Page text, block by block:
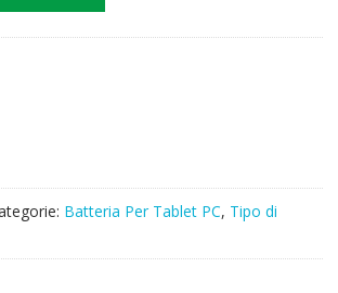
Batteria Per Tablet PC, Tipo di